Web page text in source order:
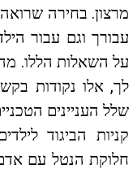
מרצון. בחירה
עבורך וגם עבור
על השאלות הללו.
לך, אלו נקודות
שלל העניינים
קניות הביגוד
חלוקת הנטל עם אדם